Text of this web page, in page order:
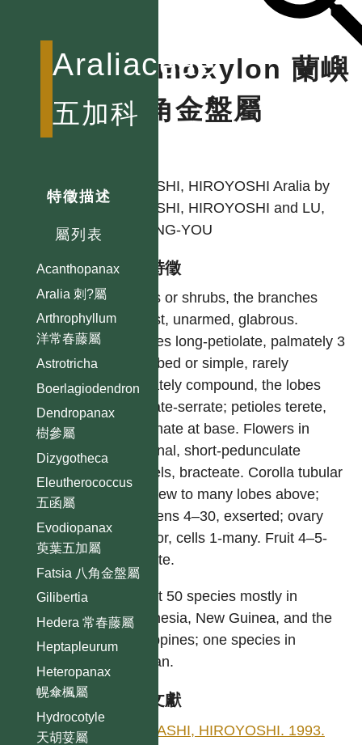
Araliaceae
五加科
特徵描述
屬列表
Acanthopanax
Aralia 刺?屬
Arthrophyllum
洋常春藤屬
Astrotricha
Boerlagiodendron
Dendropanax
樹參屬
Dizygotheca
Eleutherococcus
五函屬
Evodiopanax
萸葉五加屬
Fatsia 八角金盤屬
Gilibertia
Hedera 常春藤屬
Heptapleurum
Heteropanax
幌傘楓屬
Hydrocotyle
天胡荽屬
Osmoxylon 蘭嶼
八角金盤屬
OHASHI, HIROYOSHI Aralia by
OHASHI, HIROYOSHI and LU,
SHENG-YOU
型態特徵
Trees or shrubs, the branches
robust, unarmed, glabrous.
Leaves long-petiolate, palmately 3
–7-lobed or simple, rarely
digitately compound, the lobes
crenate-serrate; petioles terete,
pectinate at base. Flowers in
terminal, short-pedunculate
umbels, bracteate. Corolla tubular
with few to many lobes above;
stamens 4–30, exserted; ovary
inferior, cells 1-many. Fruit 4–5-
sulcate.
About 50 species mostly in
Indonesia, New Guinea, and the
Philippines; one species in
Taiwan.
參考文獻
OHASHI, HIROYOSHI. 1993.